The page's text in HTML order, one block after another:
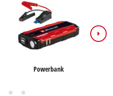
Powerbank